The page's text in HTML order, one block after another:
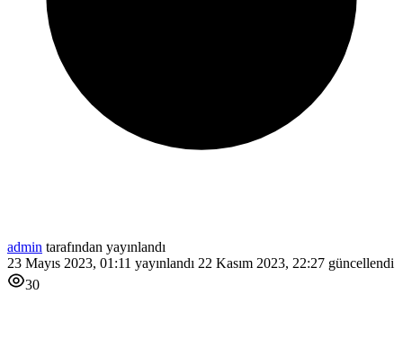
admin tarafından yayınlandı
23 Mayıs 2023, 01:11 yayınlandı 22 Kasım 2023, 22:27 güncellendi
30